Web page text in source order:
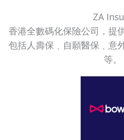
ZA
香港全數碼化保險公司，提
包括人壽保﹑自願醫保﹑意
等。